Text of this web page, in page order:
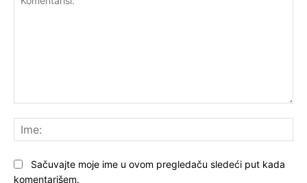
Sačuvajte moje ime u ovom pregledaču sledeći put kada
komentarišem.